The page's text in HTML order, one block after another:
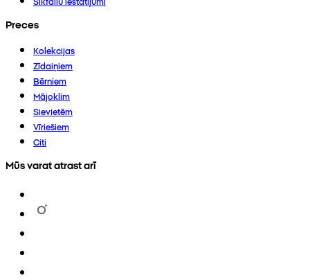
Preces
Kolekcijas
Zīdaiņiem
Bērniem
Mājoklim
Sievietēm
Vīriešiem
Citi
Mūs varat atrast arī